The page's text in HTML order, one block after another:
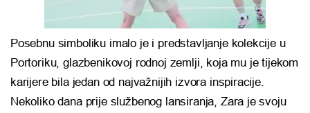
Posebnu simboliku imalo je i predstavljanje kolekcije u
Portoriku, glazbenikovoj rodnoj zemlji, koja mu je tijekom
karijere bila jedan od najvažnijih izvora inspiracije.
Nekoliko dana prije službenog lansiranja, Zara je svoju